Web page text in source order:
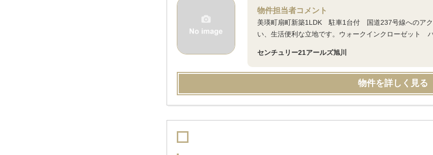
物件担当者コメント
美瑛町扇町新築1LDK 駐車1台付 国道237号線へのア
い、生活便利な立地です。ウォークインクローゼット バ
センチュリー21アールズ旭川
物件を詳しく見る